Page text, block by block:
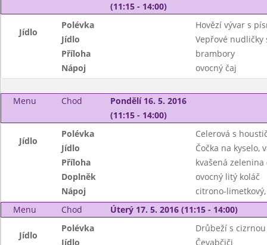
(11:15 - 14:00)
Jídlo
Polévka
Hovězí vývar s
Jídlo
Vepřové nudličky
Příloha
brambory
Nápoj
ovocný čaj
Menu Chod
Pondělí 16. 5. 2016
(11:15 - 14:00)
Jídlo
Polévka
Celerová s
Jídlo
Čočka na kyselo,
Příloha
kvašená zelenina
Doplněk
ovocný litý koláč
Nápoj
citrono-
Menu
Chod Úterý 17. 5. 2016 (11:15 - 14:00)
Jídlo
Polévka
Drůbeží s
Jídlo
Čevabčiči